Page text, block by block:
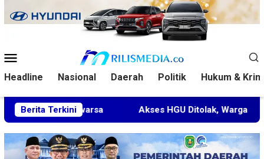
ke
Mobile
Headline Nasional Daerah Politik Hukum &
Berita Terkini Akses HGU Ditolak, Warga Rantau Pulung